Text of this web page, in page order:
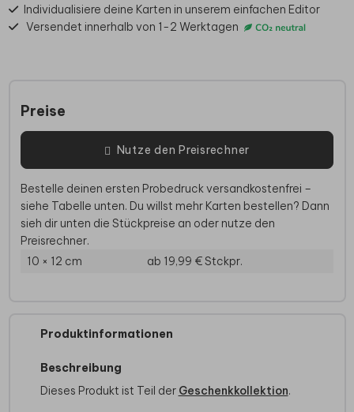
Individualisiere deine Karten in unserem einfachen Editor
Versendet innerhalb von 1-2 Werktagen
Preise
Nutze den Preisrechner
Bestelle deinen ersten Probedruck versandkostenfrei –
siehe Tabelle unten. Du willst mehr Karten bestellen? Dann
sieh dir unten die Stückpreise an oder nutze den
Preisrechner.
10 × 12 cm
ab 19,99 €Stckpr.
Produktinformationen
Beschreibung
Dieses Produkt ist Teil der Geschenkkollektion.